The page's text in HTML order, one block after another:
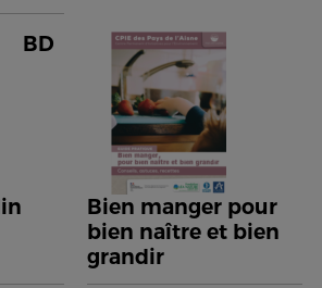
BD
Bien manger pour
bien naître et bien
grandir